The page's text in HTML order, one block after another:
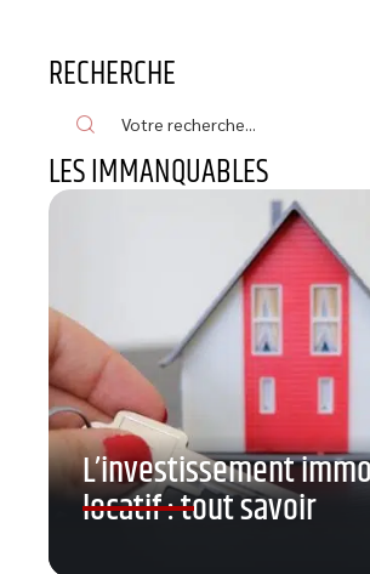
RECHERCHE
LES IMMANQUABLES
L’investissement
locatif : tout savoir